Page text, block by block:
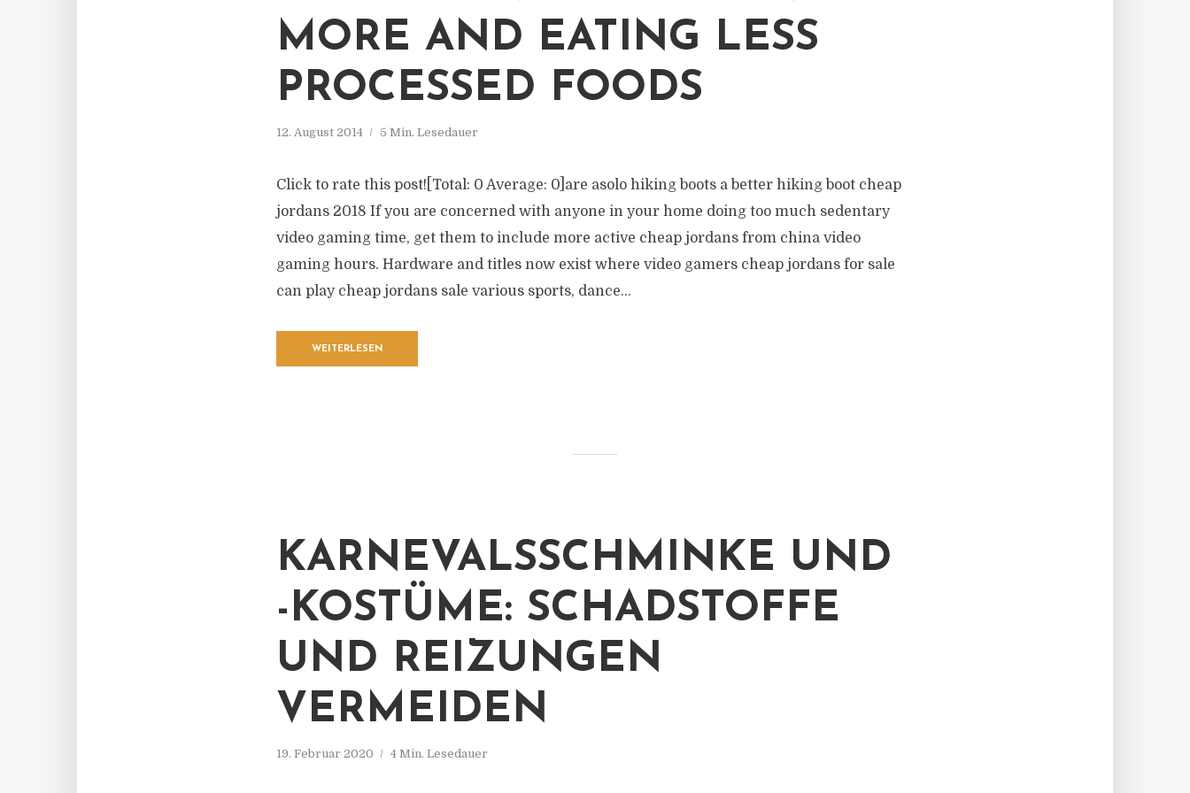
MORE AND EATING LESS
PROCESSED FOODS
12. August 2014 5 Min. Lesedauer
Click to rate this post![Total: 0 Average: 0]are asolo hiking boots a better hiking boot cheap
jordans 2018 If you are concerned with anyone in your home doing too much sedentary
video gaming time, get them to include more active cheap jordans from china video
gaming hours. Hardware and titles now exist where video gamers cheap jordans for sale
can play cheap jordans sale various sports, dance...
WEITERLESEN
KARNEVALSSCHMINKE UND
-KOSTÜME: SCHADSTOFFE
UND REIZUNGEN
VERMEIDEN
19. Februar 2020 4 Min. Lesedauer